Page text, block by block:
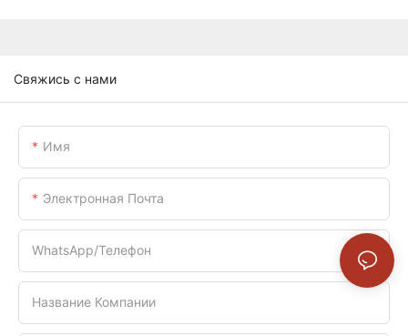
Свяжись с нами
Имя
Электронная Почта
WhatsApp/телефон
Название Компании